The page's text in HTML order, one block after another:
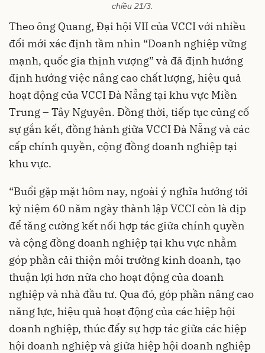
chiều 21/3.
Theo ông Quang, Đại hội VII của VCCI với nhiều
đổi mới xác định tầm nhìn “Doanh nghiệp vững
mạnh, quốc gia thịnh vượng” và đã định hướng
định hướng việc nâng cao chất lượng, hiệu quả
hoạt động của VCCI Đà Nẵng tại khu vực Miền
Trung – Tây Nguyên. Đồng thời, tiếp tục củng cố
sự gắn kết, đồng hành giữa VCCI Đà Nẵng và các
cấp chính quyền, cộng đồng doanh nghiệp tại
khu vực.
“Buổi gặp mặt hôm nay, ngoài ý nghĩa hướng tới
kỷ niệm 60 năm ngày thành lập VCCI còn là dịp
để tăng cường kết nối hợp tác giữa chính quyền
và cộng đồng doanh nghiệp tại khu vực nhằm
góp phần cải thiện môi trường kinh doanh, tạo
thuận lợi hơn nữa cho hoạt động của doanh
nghiệp và nhà đầu tư. Qua đó, góp phần nâng cao
năng lực, hiệu quả hoạt động của các hiệp hội
doanh nghiệp, thúc đẩy sự hợp tác giữa các hiệp
hội doanh nghiệp và giữa hiệp hội doanh nghiệp